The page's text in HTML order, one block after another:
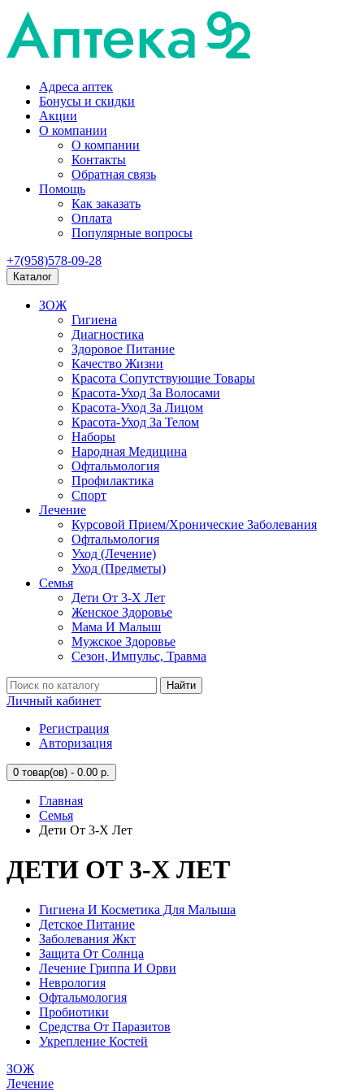
Адреса аптек
Бонусы и скидки
Акции
О компании
О компании
Контакты
Обратная связь
Помощь
Как заказать
Оплата
Популярные вопросы
+7(958)578-09-28
Каталог
ЗОЖ
Гигиена
Диагностика
Здоровое Питание
Качество Жизни
Красота Сопутствующие Товары
Красота-Уход За Волосами
Красота-Уход За Лицом
Красота-Уход За Телом
Наборы
Народная Медицина
Офтальмология
Профилактика
Спорт
Лечение
Курсовой Прием/Хронические Заболевания
Офтальмология
Уход (Лечение)
Уход (Предметы)
Семья
Дети От 3-Х Лет
Женское Здоровье
Мама И Малыш
Мужское Здоровье
Сезон, Импульс, Травма
Найти
Личный кабинет
Регистрация
Авторизация
0 товар(ов) - 0.00 р.
Главная
Семья
Дети От 3-Х Лет
ДЕТИ ОТ 3-Х ЛЕТ
Гигиена И Косметика Для Малыша
Детское Питание
Заболевания Жкт
Защита От Солнца
Лечение Гриппа И Орви
Неврология
Офтальмология
Пробиотики
Средства От Паразитов
Укрепление Костей
ЗОЖ
Лечение